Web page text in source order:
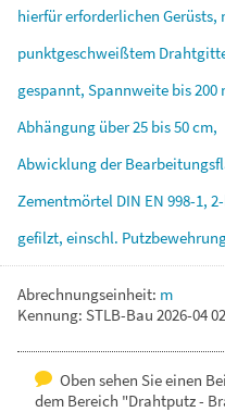
hierfürerforderlichen Gerüsts,
punktgeschweißtem
gespannt, Spannweite bis200
Abhängung über25 bis50cm,
Abwicklungder
Zementmörtel DIN EN 998-1,
gefilzt, einschl.
Abrechnungseinheit: m
Kennung: STLB-Bau 2026-04
Oben sehen Sie einen
dem Bereich "Drahtputz -